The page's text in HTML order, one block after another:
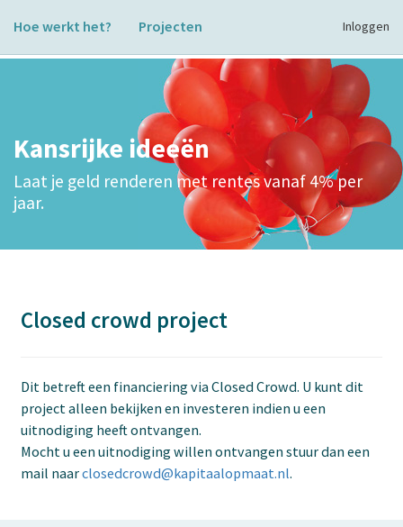
Hoe werkt het? Projecten Inloggen
Kansrijke ideeën
Laat je geld renderen met rentes vanaf 4% per
jaar.
Closed crowd project
Dit betreft een financiering via Closed Crowd. U kunt dit
project alleen bekijken en investeren indien u een
uitnodiging heeft ontvangen.
Mocht u een uitnodiging willen ontvangen stuur dan een
mail naarclosedcrowd@kapitaalopmaat.nl.